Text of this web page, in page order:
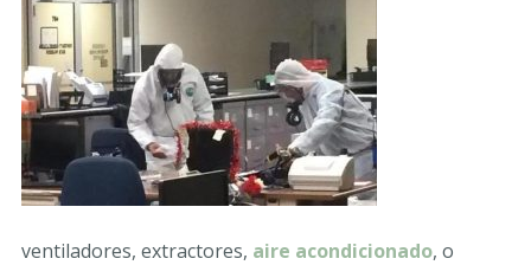
ventiladores, extractores, aire acondicionado, o